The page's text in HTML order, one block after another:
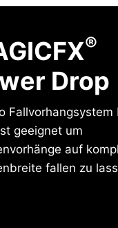
®
Drop
Fallvorhangsystem
geeignet um
auf
fallen zu